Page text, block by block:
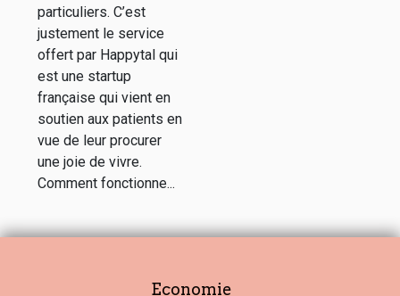
particuliers. C’est
justement le service
offert par Happytal qui
est une startup
française qui vient en
soutien aux patients en
vue de leur procurer
une joie de vivre.
Comment fonctionne...
Economie